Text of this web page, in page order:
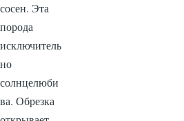
сосен. Эта
порода
исключитель
но
солнцелюби
ва. Обрезка